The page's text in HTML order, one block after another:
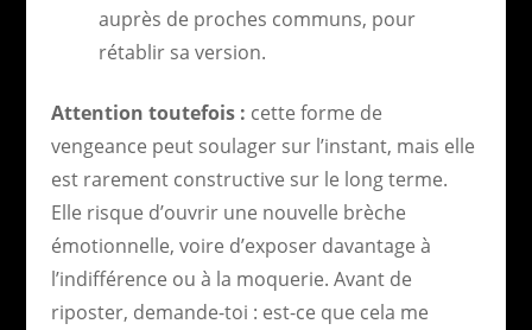
auprès de proches communs, pour
rétablir sa version.
Attention toutefois : cette forme de
vengeance peut soulager sur l’instant, mais elle
est rarement constructive sur le long terme.
Elle risque d’ouvrir une nouvelle brèche
émotionnelle, voire d’exposer davantage à
l’indifférence ou à la moquerie. Avant de
riposter, demande-toi : est-ce que cela me